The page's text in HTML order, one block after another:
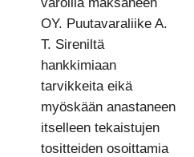
OY. Puutavaraliike A.
T. Sireniltä
hankkimiaan
tarvikkeita eikä
myöskään anastaneen
itselleen tekaistujen
tositteiden osoittamia